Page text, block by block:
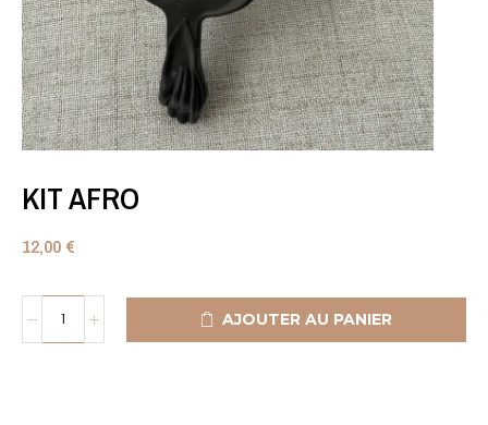
KIT AFRO
12,00 €
AJOUTER AU PANIER